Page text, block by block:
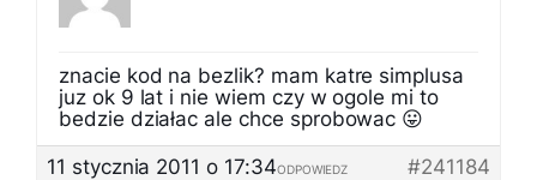
znacie kod na bezlik? mam katre simplusa
juz ok 9 lat i nie wiem czy w ogole mi to
bedzie działac ale chce sprobowac 😛
11 stycznia 2011 o 17:34
#241184
ODPOWIEDZ